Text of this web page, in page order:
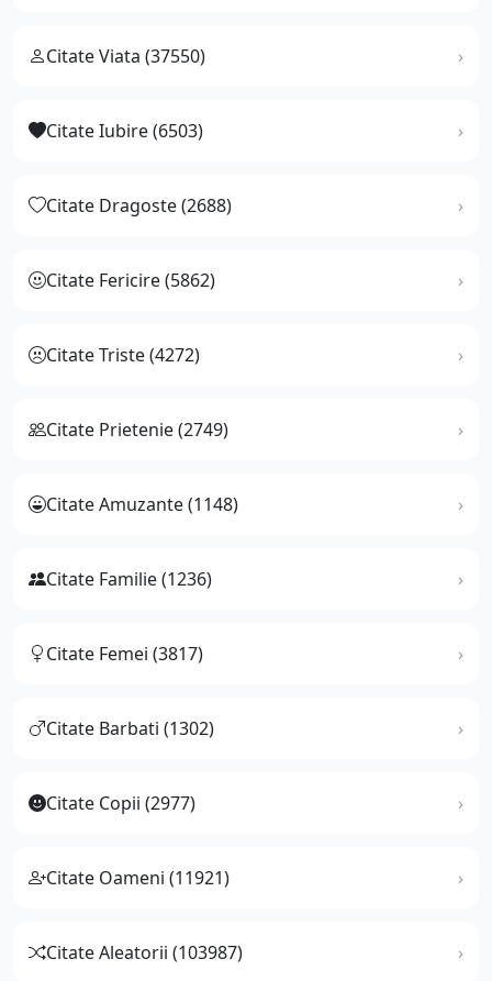
Citate Viata (37550)
Citate Iubire (6503)
Citate Dragoste (2688)
Citate Fericire (5862)
Citate Triste (4272)
Citate Prietenie (2749)
Citate Amuzante (1148)
Citate Familie (1236)
Citate Femei (3817)
Citate Barbati (1302)
Citate Copii (2977)
Citate Oameni (11921)
Citate Aleatorii (103987)